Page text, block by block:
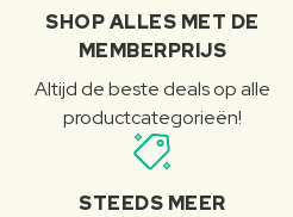
SHOP ALLES MET DE
MEMBERPRIJS
Altijd de beste deals op alle
productcategorieën!
STEEDS MEER